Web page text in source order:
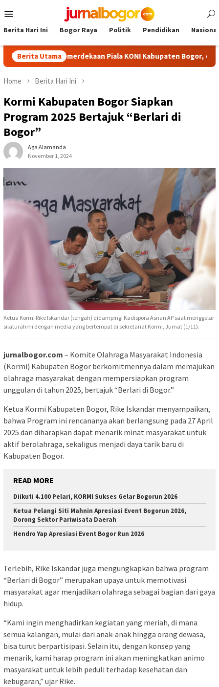
to
Menu
Berita Hari Ini Bogor Raya Politik Pendidikan Nasional
Berita Utama
Kemerdekaan Piala KONI Kabupaten Bogor, 43 Tim Siap
Home Berita Hari Ini
Kormi Kabupaten Bogor Siapkan
Program 2025 Bertajuk “Berlari di
Bogor”
Aga Alamanda
November 1, 2024
Ketua Kormi Rike Iskandar (tengah) didampingi Kadispora Asnan AP saat menggelar
silaturahmi dengan media yang bertempat di sekretariat Kormi, Jumat (1/11).
jurnalbogor.com – Komite Olahraga Masyarakat Indonesia
(Kormi) Kabupaten Bogor berkomitmennya dalam memajukan
olahraga masyarakat dengan mempersiapkan program
unggulan di tahun 2025, bertajuk “Berlari di Bogor.”
Ketua Kormi Kabupaten Bogor, Rike Iskandar menyampaikan,
bahwa Program ini rencananya akan berlangsung pada 27 April
2025 dan diharapkan dapat menarik minat masyarakat untuk
aktif berolahraga, sekaligus menjadi daya tarik baru di
Kabupaten Bogor.
READ MORE
Diikuti 4.100 Pelari, KORMI Sukses Gelar Bogorun 2026
Ketua Pelangi Siti Mahnin Apresiasi Event Bogorun 2026,
Dorong Sektor Pariwisata Daerah
Hendro Yap Apresiasi Event Bogor Run 2026
Terlebih, Rike Iskandar juga mengungkapkan bahwa program
“Berlari di Bogor” merupakan upaya untuk memotivasi
masyarakat agar menjadikan olahraga sebagai bagian dari gaya
hidup.
“Kami ingin menghadirkan kegiatan yang meriah, di mana
semua kalangan, mulai dari anak-anak hingga orang dewasa,
bisa turut berpartisipasi. Selain itu, dengan konsep yang
menarik, kami harap program ini akan meningkatkan animo
masyarakat untuk lebih peduli terhadap kesehatan dan
kebugaran,” ujar Rike.